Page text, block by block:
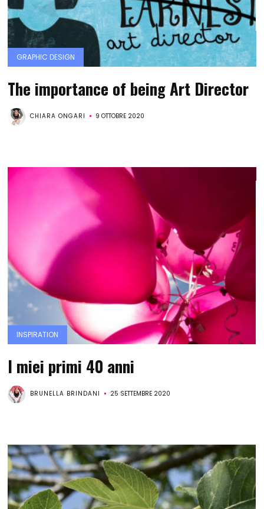
GRAPHIC DESIGN
The importance of being Art Director
CHIARA ONGARI 9 OTTOBRE 2020
INSPIRATION
I miei primi 40 anni
BRUNELLA BRINDANI 25 SETTEMBRE 2020